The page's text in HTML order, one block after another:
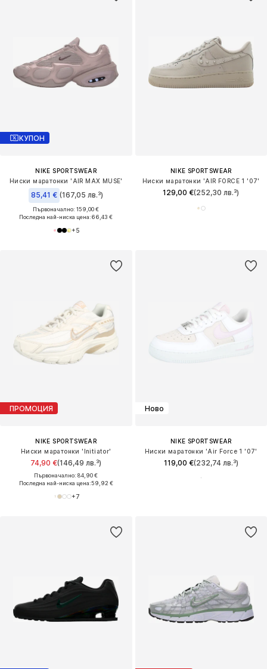
КУПОН
NIKE SPORTSWEAR
Ниски маратонки 'AIR MAX MUSE'
85,41 € (167,05 лв.³)
Първоначално: 159,00 €
Последна най-ниска цена:66,43 €
+5
NIKE SPORTSWEAR
Ниски маратонки 'AIR FORCE 1 '07'
129,00 €(252,30 лв.³)
ПРОМОЦИЯ
NIKE SPORTSWEAR
Ниски маратонки 'Initiator'
74,90 €(146,49 лв.³)
Първоначално: 84,90 €
Последна най-ниска цена:59,92 €
+7
Ново
NIKE SPORTSWEAR
Ниски маратонки 'Air Force 1 '07'
119,00 €(232,74 лв.³)